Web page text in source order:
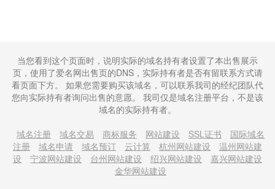
当您看到这个页面时，说明实际的域名持有者设置了本出售展示
页，使用了爱名网出售页的DNS，实际持有者是否有留联系方式请
看页面下方。 如果您需要购买该域名，可以联系我司的经纪团队代
您向实际持有者询问出售的意愿。 我司仅是域名注册平台，不是该
域名的实际持有者。
域名注册
域名交易 商标服务 网站建设 SSL证书
国际域名
注册
域名申请 域名预订 云计算 杭州网站建设
温州网站建
设
宁波网站建设 台州网站建设 绍兴网站建设
嘉兴网站建设
金华网站建设